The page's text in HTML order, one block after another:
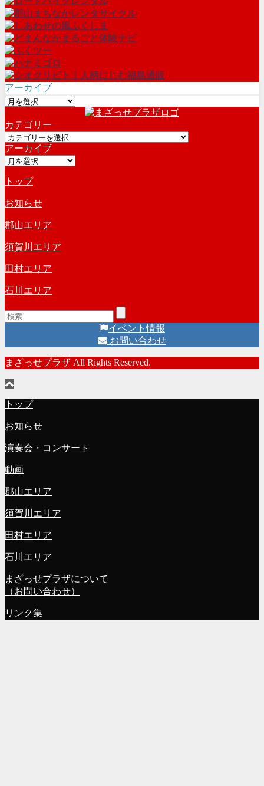
アーカイブ
ア
カ
イ
ブ
カテゴリー
カ
テ
ゴ
ー
アーカイブ
ア
カ
イ
ブ
トップ
お知らせ
郡山エリア
須賀川エリア
田村エリア
石川エリア
イベント情報
お問い合わせ
まざっせプラザ All Rights Reserved.
トップ
お知らせ
演奏会・コンサート
動画
郡山エリア
須賀川エリア
田村エリア
石川エリア
まざっせプラザについて
（お問い合わせ）
リンク集